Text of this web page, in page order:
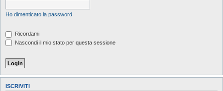
Ho dimenticato la password
Ricordami
Nascondi il mio stato per questa sessione
ISCRIVITI